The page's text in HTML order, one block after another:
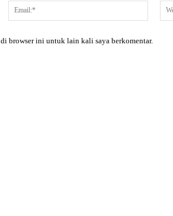
Nama:*
Email:*
browser ini untuk lain kali saya berkomentar.